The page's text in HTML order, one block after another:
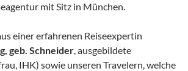
mit Sitz in München.
einer erfahrenen Reiseexpertin
geb. Schneider, ausgebildete
IHK) sowie unseren Travelern, welche